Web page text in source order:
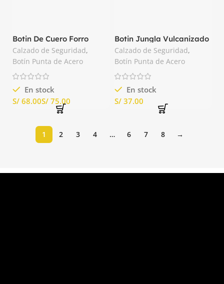
Botin De Cuero Forro
Badana Con Refuerzo
Calzado de Seguridad,
Botín Punta de Acero
En stock
S/
S/
Botin Jungla Vulcanizado
Punta de Acero Nacional
Calzado de Seguridad,
Botín Punta de Acero
En stock
S/
1 2 3 4 … 6 7 8 →